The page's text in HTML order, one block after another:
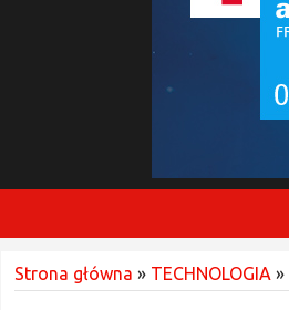
Strona główna » TECHNOLOGIA »